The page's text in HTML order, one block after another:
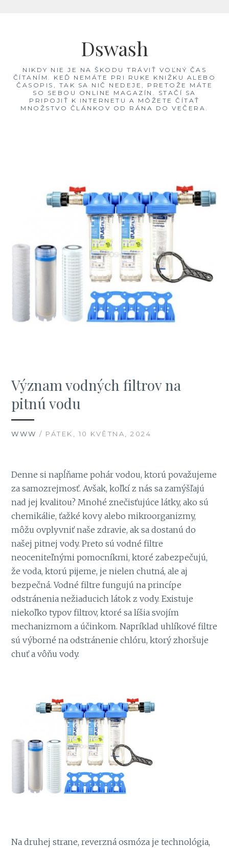
Dswash
NIKDY NIE JE NA ŠKODU TRÁVIŤ VOĽNÝ ČAS
ČÍTANÍM. KEĎ NEMÁTE PRI RUKE KNIŽKU ALEBO
ČASOPIS, TAK SA NIČ NEDEJE, PRETOŽE MÁTE
SO SEBOU ONLINE MAGAZÍN. STAČÍ SA
PRIPOJIŤ K INTERNETU A MÔŽETE ČÍTAŤ
MNOŽSTVO ČLÁNKOV OD RÁNA DO VEČERA.
Význam vodných filtrov na
pitnú vodu
WWW / PÁTEK, 10 KVĚTNA, 2024
Denne si napĺňame pohár vodou, ktorú považujeme
za samozrejmosť. Avšak, koľkí z nás sa zamýšľajú
nad jej kvalitou? Mnohé znečisťujúce látky, ako sú
chemikálie, ťažké kovy alebo mikroorganizmy,
môžu ovplyvniť naše zdravie, ak sa dostanú do
našej pitnej vody. Preto sú vodné filtre
neoceniteľnými pomocníkmi, ktoré zabezpečujú,
že voda, ktorú pijeme, je nielen chutná, ale aj
bezpečná. Vodné filtre fungujú na princípe
odstránenia nežiaducich látok z vody. Existuje
niekoľko typov filtrov, ktoré sa líšia svojím
mechanizmom a účinkom. Napríklad uhlíkové filtre
sú výborné na odstránenie chlóru, ktorý zhoršuje
chuť a vôňu vody.
Na druhej strane, reverzná osmóza je technológia,